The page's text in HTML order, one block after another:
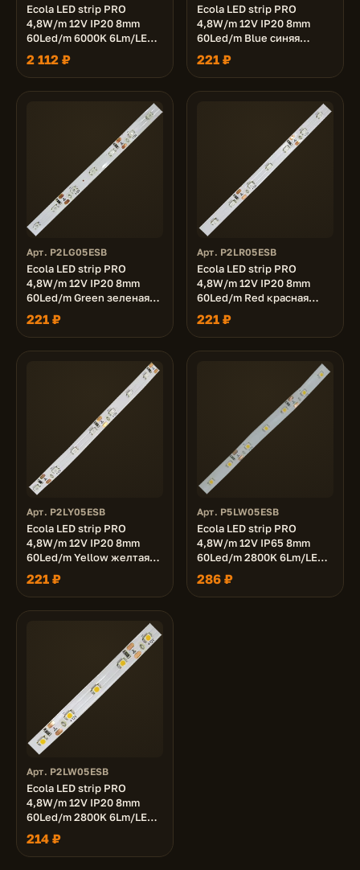
Ecola LED strip PRO
4,8W/m 12V IP20 8mm
60Led/m 6000K 6Lm/LED
360Lm/m светодиодная
лента на катушке 50м.
2 112 ₽
Ecola LED strip PRO
4,8W/m 12V IP20 8mm
60Led/m Blue синяя
светодиодная лента на
катушке 5м.
221 ₽
Арт. P2LG05ESB
Ecola LED strip PRO
4,8W/m 12V IP20 8mm
60Led/m Green зеленая
светодиодная лента на
катушке 5м.
221 ₽
Арт. P2LR05ESB
Ecola LED strip PRO
4,8W/m 12V IP20 8mm
60Led/m Red красная
светодиодная лента на
катушке 5м.
221 ₽
Арт. P2LY05ESB
Ecola LED strip PRO
4,8W/m 12V IP20 8mm
60Led/m Yellow желтая
светодиодная лента на
катушке 5м.
221 ₽
Арт. P5LW05ESB
Ecola LED strip PRO
4,8W/m 12V IP65 8mm
60Led/m 2800K 6Lm/LED
360Lm/m светодиодная
лента на катушке 5м.
286 ₽
Арт. P2LW05ESB
Ecola LED strip PRO
4,8W/m 12V IP20 8mm
60Led/m 2800K 6Lm/LED
360Lm/m светодиодная
лента на катушке 5м.
214 ₽